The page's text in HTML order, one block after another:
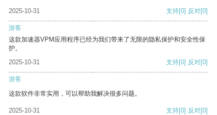
2025-10-31 支持[0] 反对[0]
游客
这款加速器VPM应用程序已经为我们带来了无限的隐私保护和安全性保
护。
2025-10-31
支持[0] 反对[0]
游客
这款软件非常实用，可以帮助我解决很多问题。
2025-10-31 支持[0] 反对[0]